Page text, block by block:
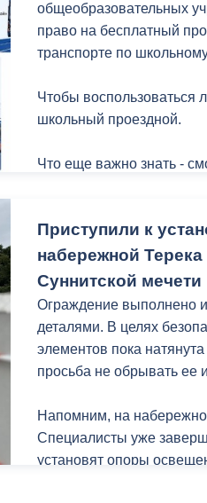
общеобразовательных
право на бесплатный
транспорте по
Чтобы воспользоваться
школьный проездной.
Что еще важно знать -
Приступили к
набережной Терека
Суннитской мечети
Ограждение выполнено
деталями. В целях
элементов пока
просьба не обрывать ее
Напомним, на
Специалисты уже
установят опоры